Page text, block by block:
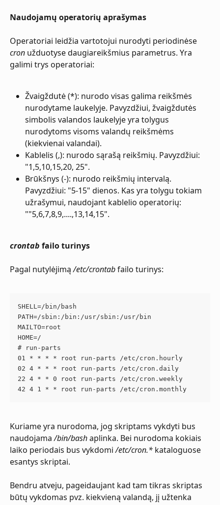
Naudojamų operatorių aprašymas
Operatoriai leidžia vartotojui nurodyti periodinėse
cron užduotyse daugiareikšmius parametrus. Yra
galimi trys operatoriai:
Žvaigždutė (*): nurodo visas galima reikšmės
nurodytame laukelyje. Pavyzdžiui, žvaigždutės
simbolis valandos laukelyje yra tolygus
nurodytoms visoms valandų reikšmėms
(kiekvienai valandai).
Kablelis (,): nurodo sąrašą reikšmių. Pavyzdžiui:
"1,5,10,15,20, 25".
Brūkšnys (-): nurodo reikšmių intervalą.
Pavyzdžiui: "5-15" dienos. Kas yra tolygu tokiam
užrašymui, naudojant kablelio operatorių:
""5,6,7,8,9,....,13,14,15".
crontab failo turinys
Pagal nutylėjimą /etc/crontab failo turinys:
SHELL=/bin/bash
PATH=/sbin:/bin:/usr/sbin:/usr/bin
MAILTO=root
HOME=/
# run-parts
01 * * * * root run-parts /etc/cron.hourly
02 4 * * * root run-parts /etc/cron.daily
22 4 * * 0 root run-parts /etc/cron.weekly
42 4 1 * * root run-parts /etc/cron.monthly
Kuriame yra nurodoma, jog skriptams vykdyti bus
naudojama /bin/bash aplinka. Bei nurodoma kokiais
laiko periodais bus vykdomi /etc/cron.* kataloguose
esantys skriptai.
Bendru atveju, pageidaujant kad tam tikras skriptas
būtų vykdomas pvz. kiekvieną valandą, jį užtenka